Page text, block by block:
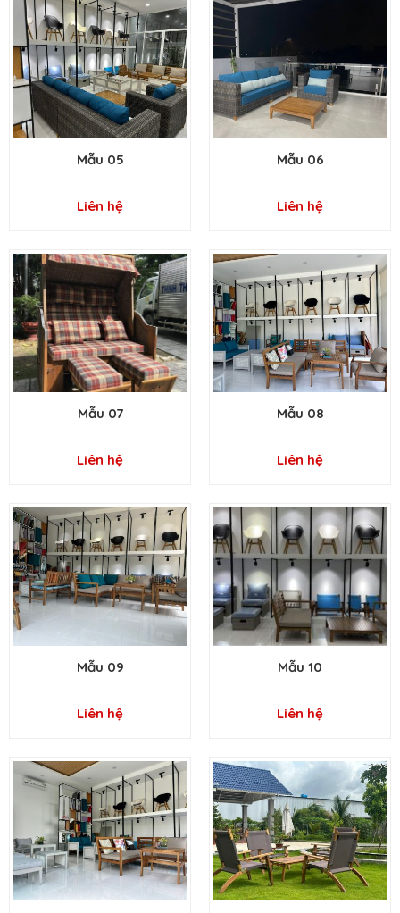
Mẫu 05
Liên hệ
Mẫu 06
Liên hệ
Mẫu 07
Liên hệ
Mẫu 08
Liên hệ
Mẫu 09
Liên hệ
Mẫu 10
Liên hệ